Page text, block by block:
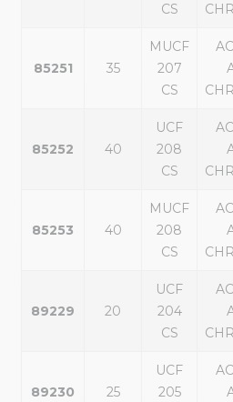
CS
85251 35
MUCF
207
CS
85252 40
UCF
208
CS
85253 40
MUCF
208
CS
89229 20
UCF
204
CS
89230 25
UCF
205